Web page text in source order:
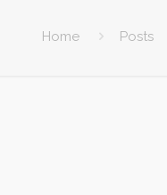
Home Posts